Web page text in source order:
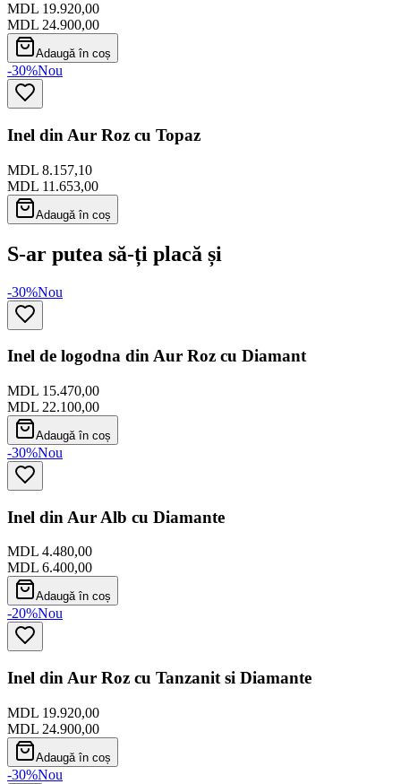
MDL 19.920,00
MDL 24.900,00
Adaugă în coș
-30%Nou
Inel din Aur Roz cu Topaz
MDL 8.157,10
MDL 11.653,00
Adaugă în coș
S-ar putea să-ți placă și
-30%Nou
Inel de logodna din Aur Roz cu Diamant
MDL 15.470,00
MDL 22.100,00
Adaugă în coș
-30%Nou
Inel din Aur Alb cu Diamante
MDL 4.480,00
MDL 6.400,00
Adaugă în coș
-20%Nou
Inel din Aur Roz cu Tanzanit si Diamante
MDL 19.920,00
MDL 24.900,00
Adaugă în coș
-30%Nou